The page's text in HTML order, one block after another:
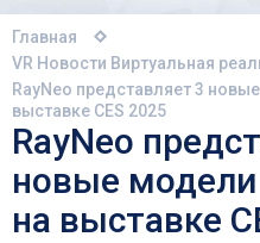
Главная
VR Новости Виртуальная
RayNeo представляет 3
выставке CES 2025
RayNeo
новые
на выставке